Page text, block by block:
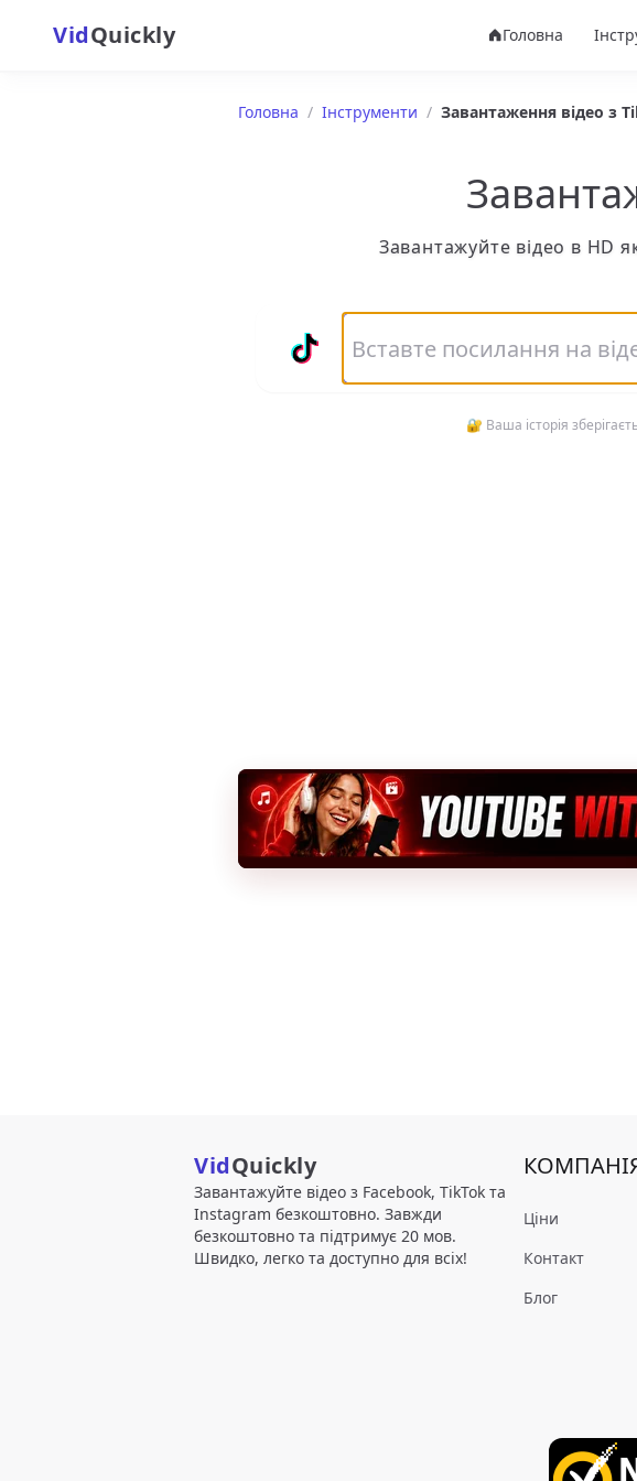
VidQuickly Головна
Головна / Інструменти / Завантаження відео з
Завантажуйте відео в HD
🔐 Ваша історія
VidQuickly
Завантажуйте відео з Facebook, TikTok та
Instagram безкоштовно. Завжди
безкоштовно та підтримує 20 мов.
Швидко, легко та доступно для всіх!
Ціни
Контакт
Блог